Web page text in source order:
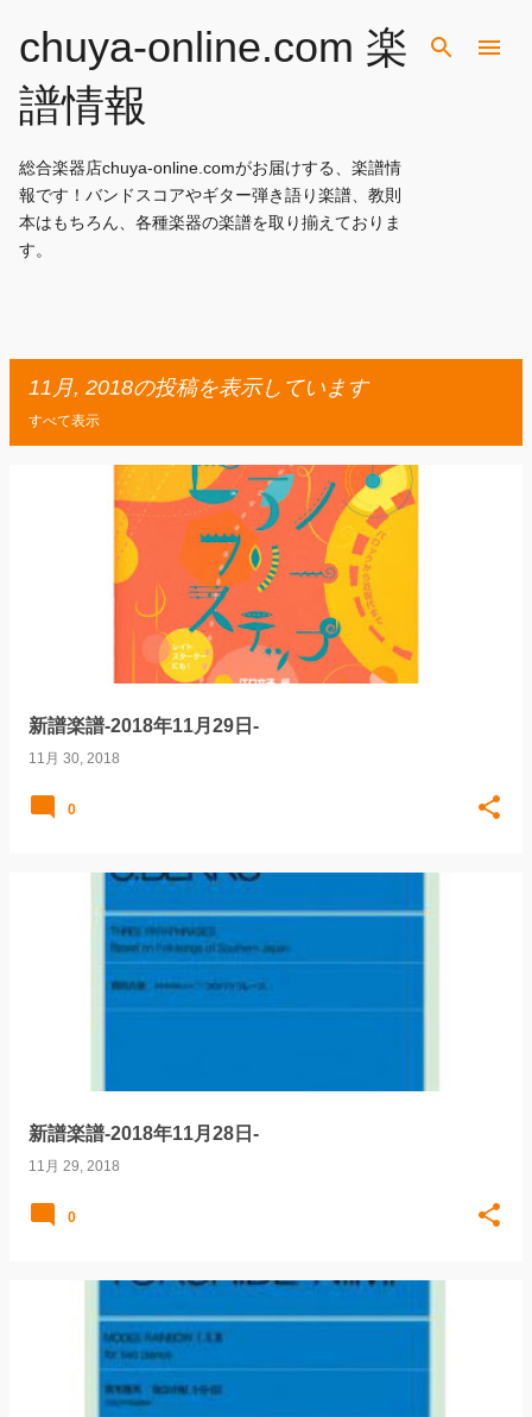
スキップしてメイン コンテンツに移動
chuya-online.com 楽
譜情報
総合楽器店chuya-online.comがお届けする、楽譜情
報です！バンドスコアやギター弾き語り楽譜、教則
本はもちろん、各種楽器の楽譜を取り揃えておりま
す。
11月, 2018の投稿を表示しています
すべて表示
新譜楽譜-2018年11月29日-
11月 30, 2018
0
新譜楽譜-2018年11月28日-
11月 29, 2018
0